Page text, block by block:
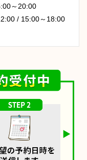
～20:00
/ 15:00～18:00